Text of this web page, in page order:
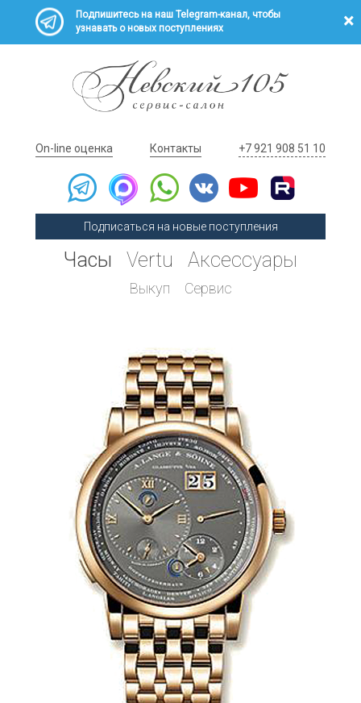
Подпишитесь на наш Telegram-канал, чтобы
узнавать о новых поступлениях
On-line оценка Контакты +7 921 908 51 10
Подписаться на новые поступления
Часы Vertu Аксессуары
Выкуп Сервис